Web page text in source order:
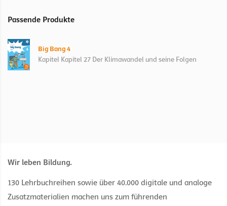
Passende Produkte
Big Bang 4
Kapitel Kapitel 27 Der Klimawandel und seine Folgen
Wir leben Bildung.
130 Lehrbuchreihen sowie über 40.000 digitale und analoge
Zusatzmaterialien machen uns zum führenden